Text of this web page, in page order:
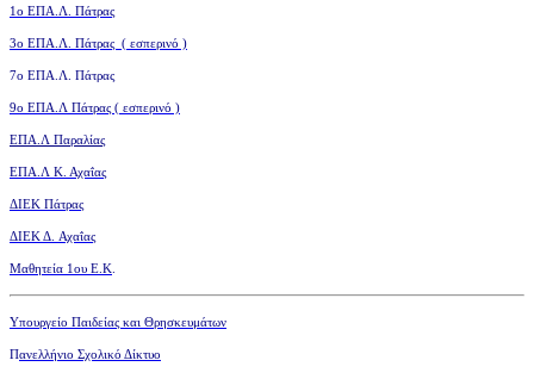
1ο ΕΠΑ.Λ. Πάτρας
3ο ΕΠΑ.Λ. Πάτρας ( εσπερινό )
7ο ΕΠΑ.Λ. Πάτρας
9ο ΕΠΑ.Λ Πάτρας ( εσπερινό )
ΕΠΑ.Λ Παραλίας
ΕΠΑ.Λ Κ. Αχαΐας
ΔΙΕΚ Πάτρας
ΔΙΕΚ Δ. Αχαΐας
Μαθητεία 1ου Ε.Κ
Υπουργείο Παιδείας και Θρησκευμάτων
Πανελλήνιο Σχολικό Δίκτυο